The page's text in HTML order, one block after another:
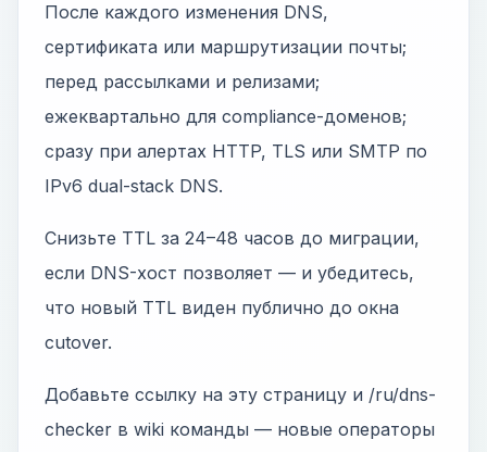
После каждого изменения DNS,
сертификата или маршрутизации почты;
перед рассылками и релизами;
ежеквартально для compliance-доменов;
сразу при алертах HTTP, TLS или SMTP по
IPv6 dual-stack DNS.
Снизьте TTL за 24–48 часов до миграции,
если DNS-хост позволяет — и убедитесь,
что новый TTL виден публично до окна
cutover.
Добавьте ссылку на эту страницу и /ru/dns-
checker в wiki команды — новые операторы